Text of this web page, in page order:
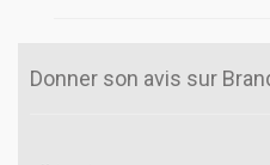
Donner son avis sur